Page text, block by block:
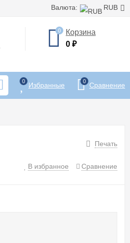
Валюта: RUB
0
Корзина
0 ₽
0 Избранные 0 Сравнение
Печать
В избранное Сравнение